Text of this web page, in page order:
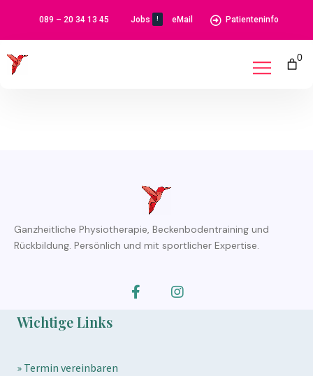
content
089 – 20 34 13 45 Jobs ! eMail Patienteninfo
0
Ganzheitliche Physiotherapie, Beckenbodentraining und
Rückbildung. Persönlich und mit sportlicher Expertise.
Wichtige Links
» Termin vereinbaren